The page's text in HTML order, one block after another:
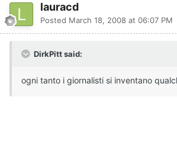
lauracd
Posted March 18, 2008 at 06:07 PM
DirkPitt said:
ogni tanto i giornalisti si inventano